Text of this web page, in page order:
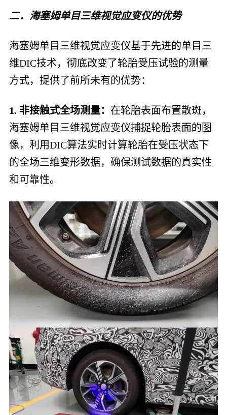
二．海塞姆单目三维视觉应变仪的优势
海塞姆单目三维视觉应变仪基于先进的单目三
维DIC技术，彻底改变了轮胎受压试验的测量
方式，提供了前所未有的优势：
1. 非接触式全场测量： 在轮胎表面布置散斑，
海塞姆单目三维视觉应变仪捕捉轮胎表面的图
像，利用DIC算法实时计算轮胎在受压状态下
的全场三维变形数据，确保测试数据的真实性
和可靠性。